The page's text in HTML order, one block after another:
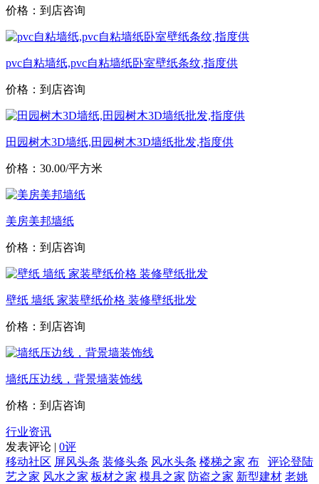
价格：到店咨询
pvc自粘墙纸,pvc自粘墙纸卧室壁纸条纹,指度供
价格：到店咨询
田园树木3D墙纸,田园树木3D墙纸批发,指度供
价格：30.00/平方米
美房美邦墙纸
价格：到店咨询
壁纸 墙纸 家装壁纸价格 装修壁纸批发
价格：到店咨询
墙纸压边线，背景墙装饰线
价格：到店咨询
行业资讯
发表评论 | 0评
评论登陆
移动社区 屏风头条 装修头条 风水头条 楼梯之家 布
艺之家 风水之家 板材之家 模具之家 防盗之家 新型建材 老姚